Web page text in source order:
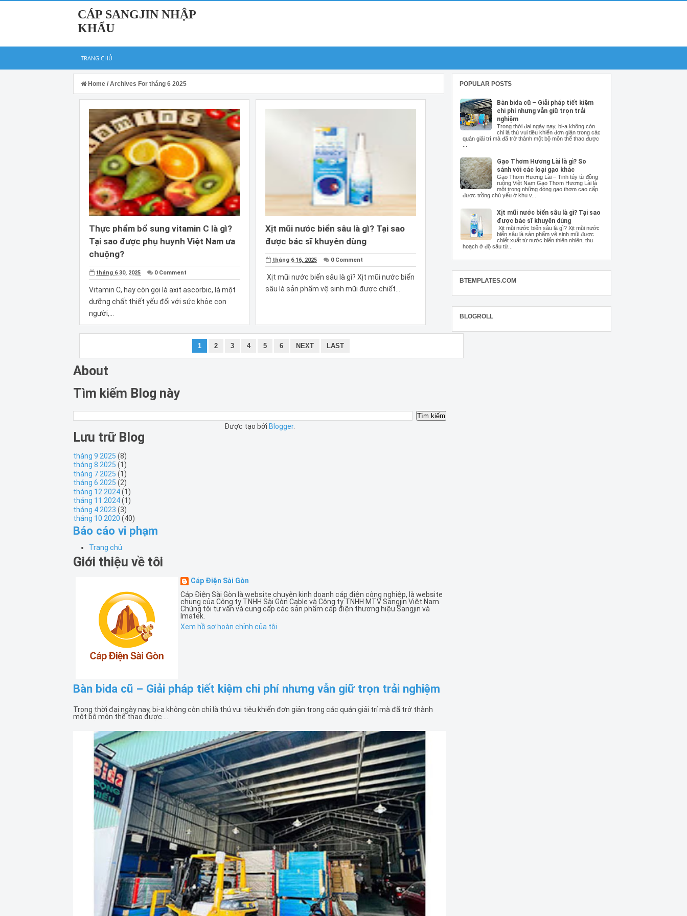
CÁP SANGJIN NHẬP
KHẨU
TRANG CHỦ
Home / Archives For tháng 6 2025
Thực phẩm bổ sung vitamin C là gì?
Tại sao được phụ huynh Việt Nam ưa
chuộng?
tháng 6 30, 2025 0 Comment
Vitamin C, hay còn gọi là axit ascorbic, là một
dưỡng chất thiết yếu đối với sức khỏe con
người,...
Xịt mũi nước biển sâu là gì? Tại sao
được bác sĩ khuyên dùng
tháng 6 16, 2025 0 Comment
Xịt mũi nước biển sâu là gì? Xịt mũi nước biển
sâu là sản phẩm vệ sinh mũi được chiết...
1 2 3 4 5 6 NEXT LAST
About
Tìm kiếm Blog này
Được tạo bởi Blogger.
Lưu trữ Blog
tháng 9 2025 (8)
tháng 8 2025 (1)
tháng 7 2025 (1)
tháng 6 2025 (2)
tháng 12 2024(1)
tháng 11 2024(1)
tháng 4 2023 (3)
tháng 10 2020 (40)
Báo cáo vi phạm
Trang chủ
Giới thiệu về tôi
Cáp Điện Sài Gòn
Cáp Điện Sài Gòn là website chuyên kinh doanh cáp điện công nghiệp, là website
chung của Công ty TNHH Sài Gòn Cable và Công ty TNHH MTV Sangjin Việt Nam.
Chúng tôi tư vấn và cung cấp các sản phẩm cáp điện thương hiệu Sangjin và
Imatek.
Xem hồ sơ hoàn chỉnh của tôi
Bàn bida cũ – Giải pháp tiết kiệm chi phí nhưng vẫn giữ trọn trải nghiệm
Trong thời đại ngày nay, bi-a không còn chỉ là thú vui tiêu khiển đơn giản trong các quán giải trí mà đã trở thành
một bộ môn thể thao được ...
POPULAR POSTS
Bàn bida cũ – Giải pháp tiết kiệm
chi phí nhưng vẫn giữ trọn trải
nghiệm
Trong thời đại ngày nay, bi-a không còn
chỉ là thú vui tiêu khiển đơn giản trong các
quán giải trí mà đã trở thành một bộ môn thể thao được
Gạo Thơm Hương Lài là gì? So
sánh với các loại gạo khác
Gạo Thơm Hương Lài – Tinh túy từ đồng
ruộng Việt Nam Gạo Thơm Hương Lài là
một trong những dòng gạo thơm cao cấp
được trồng chủ yếu ở khu v...
Xịt mũi nước biển sâu là gì? Tại sao
được bác sĩ khuyên dùng
Xịt mũi nước biển sâu là gì? Xịt mũi nước
biển sâu là sản phẩm vệ sinh mũi được
chiết xuất từ nước biển thiên nhiên, thu
hoạch ở độ sâu từ...
BTEMPLATES.COM
BLOGROLL